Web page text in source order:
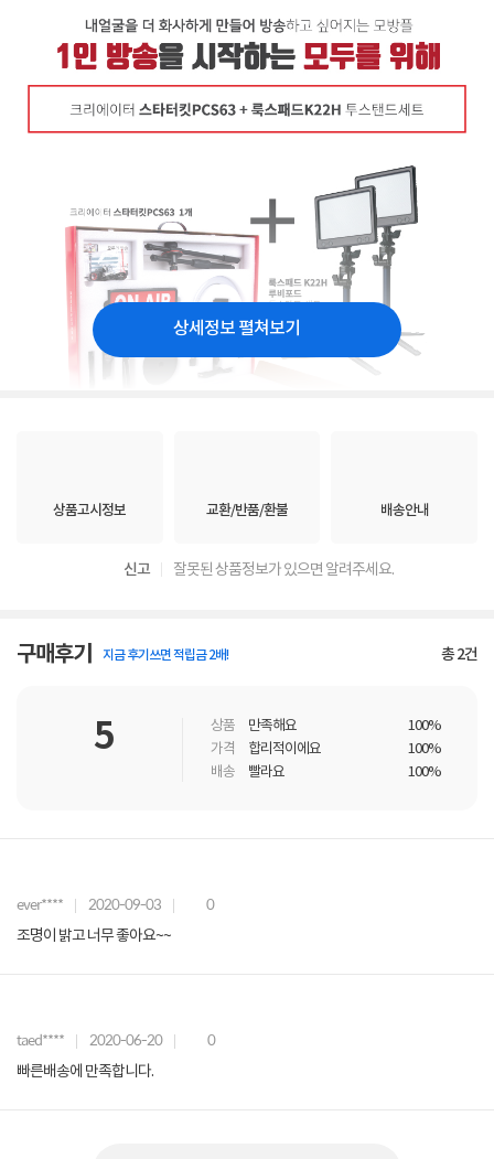
상세정보 펼쳐보기
상품고시정보 교환/반품/환불 배송안내
신고 잘못된 상품정보가 있으면 알려주세요.
구매후기 지금 후기쓰면 적립금 2배! 총2건
5 상품 만족해요
100%
가격
합리적이에요
100%
배송
빨라요 100%
ever**** 2020-09-03 0
조명이 밝고 너무 좋아요~~
taed**** 2020-06-20 0
빠른배송에 만족합니다.